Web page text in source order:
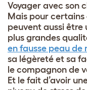
Voyager avec son
Mais pour certains
peuvent aussi être
plus grandes
en fausse peau de
sa légèreté et sa
le compagnon de
Et le fait d’avoir